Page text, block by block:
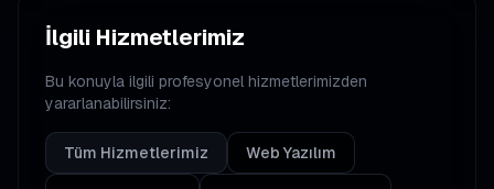
İlgili Hizmetlerimiz
Bu konuyla ilgili profesyonel hizmetlerimizden
yararlanabilirsiniz:
Tüm Hizmetlerimiz Web Yazılım